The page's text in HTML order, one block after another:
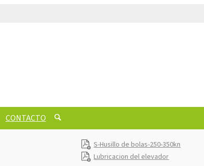
CONTACTO
S-Husillo de bolas-250-350kn
Lubricacion del elevador